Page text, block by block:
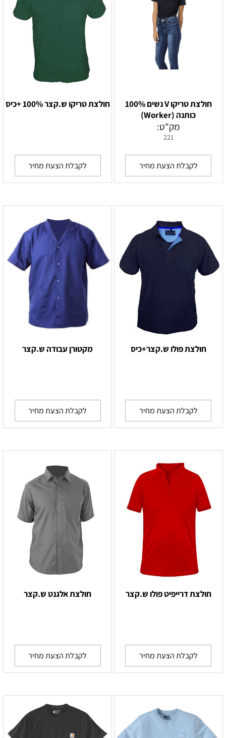
חולצת טריקו V נשים 100%
כותנה (Worker)
מק"ט:
221
לקבלת הצעת מחיר
חולצת טריקו ש.קצר 100% +כיס
לקבלת הצעת מחיר
חולצת פולו ש.קצר+כיס
לקבלת הצעת מחיר
מקטורן עבודה ש.קצר
לקבלת הצעת מחיר
חולצת דרייפיט פולו ש.קצר
לקבלת הצעת מחיר
חולצת אלגנט ש.קצר
לקבלת הצעת מחיר